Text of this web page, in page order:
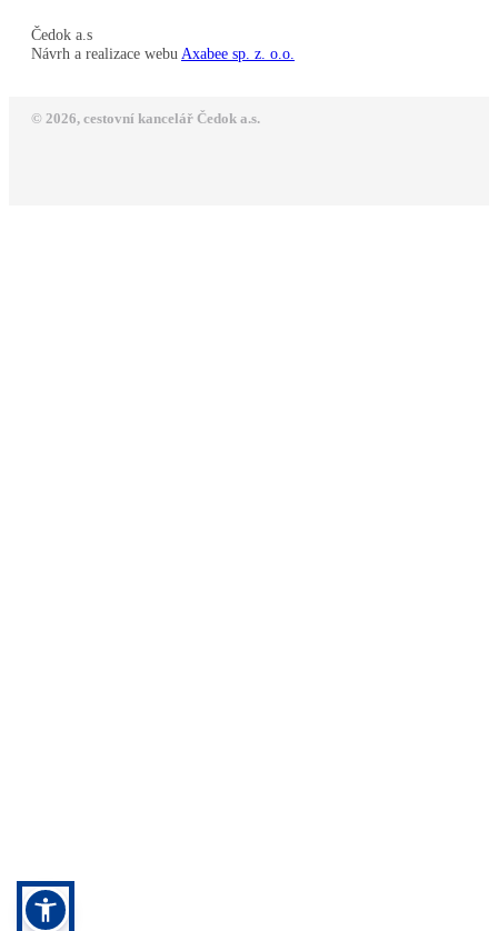
Čedok a.s
Návrh a realizace webu Axabee sp. z. o.o.
© 2026, cestovní kancelář Čedok a.s.